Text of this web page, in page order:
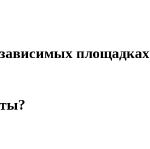
площадках